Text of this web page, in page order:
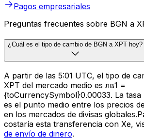
Pagos empresariales
Preguntas frecuentes sobre BGN a
¿Cuál es el tipo de cambio de BGN a XPT hoy?
A partir de las 5:01 UTC, el tipo de
XPT del mercado medio es лв1 =
{toCurrencySymbol}0.00033. La tasa
es el punto medio entre los precios
en los mercados de divisas
costaría esta transferencia con Xe,
de envío de dinero.